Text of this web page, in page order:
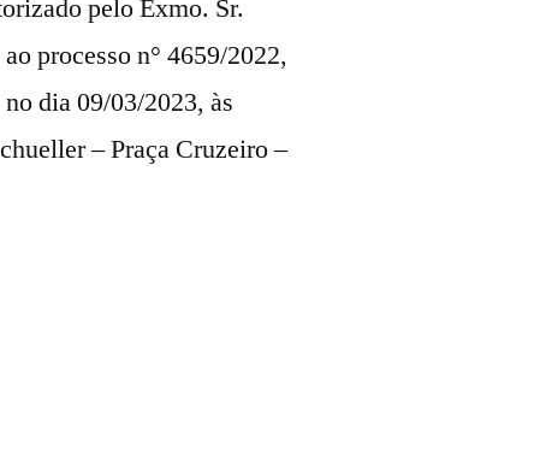
pelo Exmo. Sr.
processo n° 4659/2022,
dia 09/03/2023, às
– Praça Cruzeiro –